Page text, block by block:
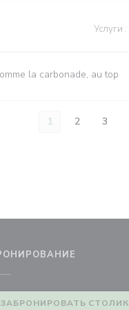
Услуги :
la carbonade, au top
1 2 3
ЗАБРОНИРОВАТЬ СТОЛИК